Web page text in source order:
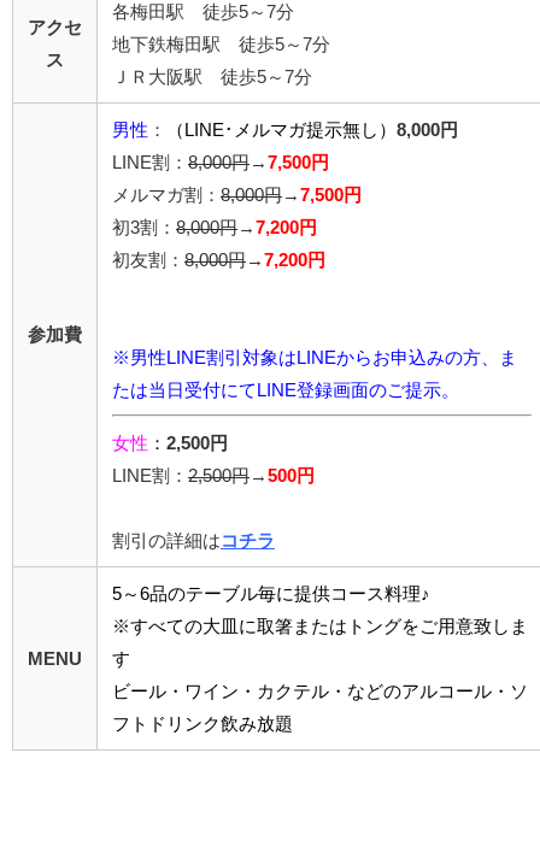
アクセ
ス
各梅田駅 徒歩5～7分
地下鉄梅田駅 徒歩5～7分
ＪＲ大阪駅 徒歩5～7分
参加費
男性 ： （LINE･メルマガ提示無し） 8,000円
LINE割： 8,000円 → 7,500円
メルマガ割： 8,000円 → 7,500円
初3割： 8,000円 → 7,200円
初友割： 8,000円 → 7,200円
※男性LINE割引対象はLINEからお申込みの方、ま
たは当日受付にてLINE登録画面のご提示。
女性 ： 2,500円
LINE割： 2,500円 → 500円
割引の詳細は コチラ
MENU
5～6品のテーブル毎に提供コース料理♪
※すべての大皿に取箸またはトングをご用意致しま
す
ビール・ワイン・カクテル・などのアルコール・ソ
フトドリンク飲み放題